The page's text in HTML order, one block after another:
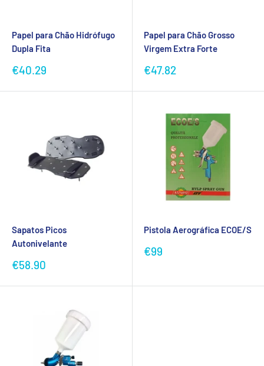
Papel para Chão Hidrófugo
Dupla Fita
Preço
€40.29
Papel para Chão Grosso
Virgem Extra Forte
Preço
€47.82
Sapatos Picos
Autonivelante
Preço
€58.90
Pistola Aerográfica ECOE/S
Preço
€99